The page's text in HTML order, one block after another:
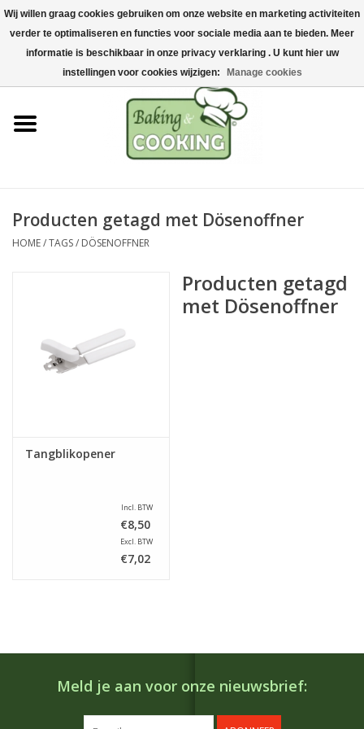
Home
Bak-& kookgerei
Machines & onderdelen
Chocolade & ijsbereiding
Hygiëne & opslag
Acties
Producten getagd met Dösenoffner
HOME/TAGS/ DÖSENOFFNER
Tangblikopener
Incl. BTW
€8,50
Excl. BTW
€7,02
Producten getagd
met Dösenoffner
Meld je aan voor onze nieuwsbrief:
Wij willen graag cookies gebruiken om onze website en marketing activiteiten
verder te optimaliseren en functies voor sociale media aan te bieden. Meer
informatie is beschikbaar in onze privacy verklaring . U kunt hier uw
instellingen voor cookies wijzigen:
Manage cookies